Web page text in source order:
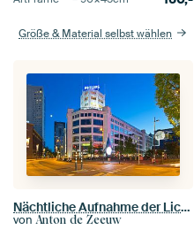
Größe & Material selbst wählen
Nächtliche Aufnahme der Lichttoren in Eindhoven
von Anton de Zeeuw